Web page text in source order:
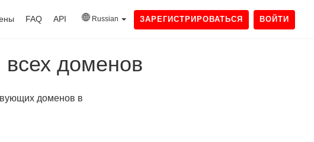
FAQ API Russian ЗАРЕГИСТРИРОВАТЬСЯ ВОЙТИ
доменов
доменов в